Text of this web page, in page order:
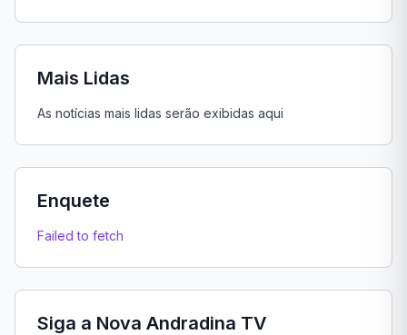
Mais Lidas
As notícias mais lidas serão exibidas aqui
Enquete
Failed to fetch
Siga a Nova Andradina TV